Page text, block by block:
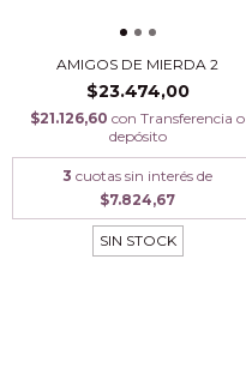
AMIGOS DE MIERDA 2
$23.474,00
$21.126,60 con Transferencia o
depósito
3 cuotas sin interés de
$7.824,67
SIN STOCK